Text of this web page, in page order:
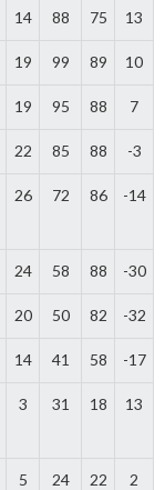
14 88 75 13
19 99 89 10
19 95 88 7
22 85 88 -3
26 72 86 -14
24 58 88 -30
20 50 82 -32
14 41 58 -17
3 31 18 13
5 24 22 2